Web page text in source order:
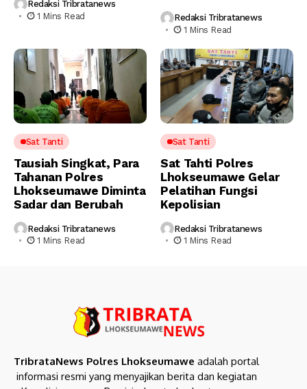
Redaksi Tribratanews
1 Mins Read
Redaksi Tribratanews
1 Mins Read
Sat Tanti
Tausiah Singkat, Para
Tahanan Polres
Lhokseumawe Diminta
Sadar dan Berubah
Redaksi Tribratanews
1 Mins Read
Sat Tanti
Sat Tahti Polres
Lhokseumawe Gelar
Pelatihan Fungsi
Kepolisian
Redaksi Tribratanews
1 Mins Read
TribrataNews Polres Lhokseumawe adalah portal
informasi resmi yang menyajikan berita dan kegiatan